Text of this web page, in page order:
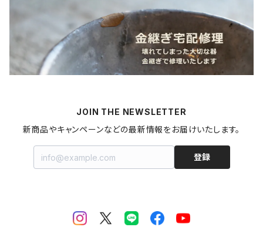
梅干し
麺類
パスタ
蜜蝋ワックス
アロマストーン
拭き漆キット
青森県
JOIN THE NEWSLETTER
新商品やキャンペーンなどの最新情報をお届けいたします。
登録